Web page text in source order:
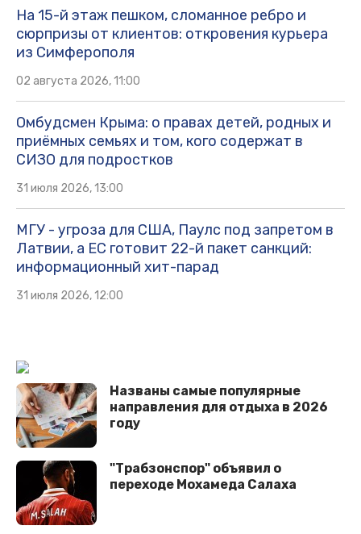
На 15-й этаж пешком, сломанное ребро и
сюрпризы от клиентов: откровения курьера
из Симферополя
02 августа 2026, 11:00
Омбудсмен Крыма: о правах детей, родных и
приёмных семьях и том, кого содержат в
СИЗО для подростков
31 июля 2026, 13:00
МГУ - угроза для США, Паулс под запретом в
Латвии, а ЕС готовит 22-й пакет санкций:
информационный хит-парад
31 июля 2026, 12:00
Названы самые популярные
направления для отдыха в 2026
году
"Трабзонспор" объявил о
переходе Мохамеда Салаха